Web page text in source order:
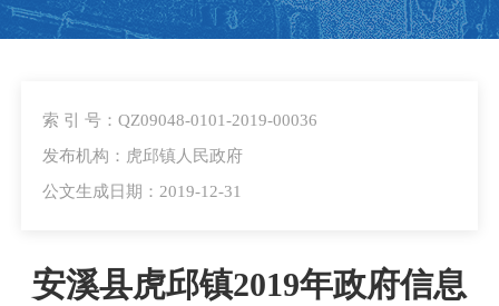
索 引 号：QZ09048-0101-2019-00036
发布机构：虎邱镇人民政府
公文生成日期：2019-12-31
安溪县虎邱镇2019年政府信息